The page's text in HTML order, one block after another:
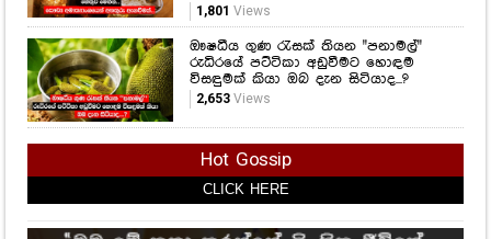
1,801 Views
ඖෂධීය ගුණ රැසක් තියන "පනාමල්"
රුධිරයේ පට්ටිකා අඩුවීමට හොඳම
විසඳුමක් කියා ඔබ දැන සිටියාද...?
2,653Views
Hot Gossip
CLICK HERE